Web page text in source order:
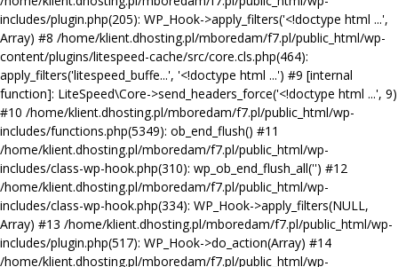
includes/plugin.php(205): WP_Hook->apply_filters('<!doctype html ...',
Array) #8 /home/klient.dhosting.pl/mboredam/f7.pl/public_html/wp-
content/plugins/litespeed-cache/src/core.cls.php(464):
apply_filters('litespeed_buffe...', '<!doctype html ...') #9 [internal
function]: LiteSpeed\Core->send_headers_force('<!doctype html ...', 9)
#10 /home/klient.dhosting.pl/mboredam/f7.pl/public_html/wp-
includes/functions.php(5349): ob_end_flush() #11
/home/klient.dhosting.pl/mboredam/f7.pl/public_html/wp-
includes/class-wp-hook.php(310): wp_ob_end_flush_all('') #12
/home/klient.dhosting.pl/mboredam/f7.pl/public_html/wp-
includes/class-wp-hook.php(334): WP_Hook->apply_filters(NULL,
Array) #13 /home/klient.dhosting.pl/mboredam/f7.pl/public_html/wp-
includes/plugin.php(517): WP_Hook->do_action(Array) #14
/home/klient.dhosting.pl/mboredam/f7.pl/public_html/wp-